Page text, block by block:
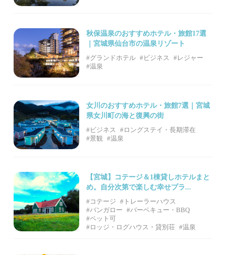
秋保温泉のおすすめホテル・旅館17選
｜宮城県仙台市の温泉リゾート
#グランドホテル #ビジネス
#レジャー
#温泉
女川のおすすめホテル・旅館7選｜宮城
県女川町の海と復興の街
#ビジネス
#ロングステイ・長期滞在
#景観
#温泉
【宮城】コテージ＆1棟貸しホテルまと
め。自分次第で楽しむ幸せプラ...
#コテージ
#トレーラーハウス
#バンガロー
#バーベキュー・BBQ
#ペット可
#ロッジ・ログハウス・貸別荘
#温泉